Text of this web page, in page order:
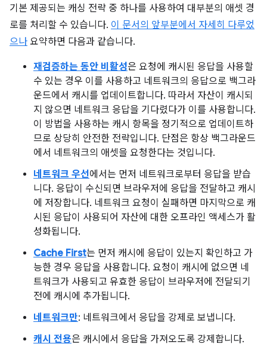
기본 제공되는 캐싱 전략 중 하나를 사용하여 대부분의 애셋 경
로를 처리할 수 있습니다. 이 문서의 앞부분에서 자세히 다루었
으나 요약하면 다음과 같습니다.
재검증하는 동안 비활성은 요청에 캐시된 응답을 사용할
수 있는 경우 이를 사용하고 네트워크의 응답으로 백그라
운드에서 캐시를 업데이트합니다. 따라서 자산이 캐시되
지 않으면 네트워크 응답을 기다렸다가 이를 사용합니다.
이 방법을 사용하는 캐시 항목을 정기적으로 업데이트하
므로 상당히 안전한 전략입니다. 단점은 항상 백그라운드
에서 네트워크의 애셋을 요청한다는 것입니다.
네트워크 우선에서는 먼저 네트워크로부터 응답을 받습
니다. 응답이 수신되면 브라우저에 응답을 전달하고 캐시
에 저장합니다. 네트워크 요청이 실패하면 마지막으로 캐
시된 응답이 사용되어 자산에 대한 오프라인 액세스가 활
성화됩니다.
Cache First는 먼저 캐시에 응답이 있는지 확인하고 가
능한 경우 응답을 사용합니다. 요청이 캐시에 없으면 네
트워크가 사용되고 유효한 응답이 브라우저에 전달되기
전에 캐시에 추가됩니다.
네트워크만: 네트워크에서 응답을 강제로 보냅니다.
캐시 전용은 캐시에서 응답을 가져오도록 강제합니다.